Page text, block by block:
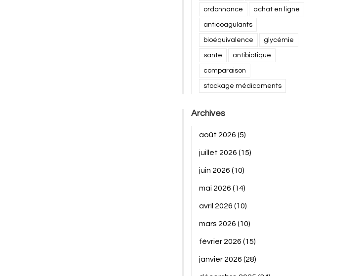
ordonnance achat en ligne
anticoagulants
bioéquivalence glycémie
santé antibiotique
comparaison
stockage médicaments
Archives
août 2026 (5)
juillet 2026 (15)
juin 2026 (10)
mai 2026 (14)
avril 2026 (10)
mars 2026 (10)
février 2026 (15)
janvier 2026 (28)